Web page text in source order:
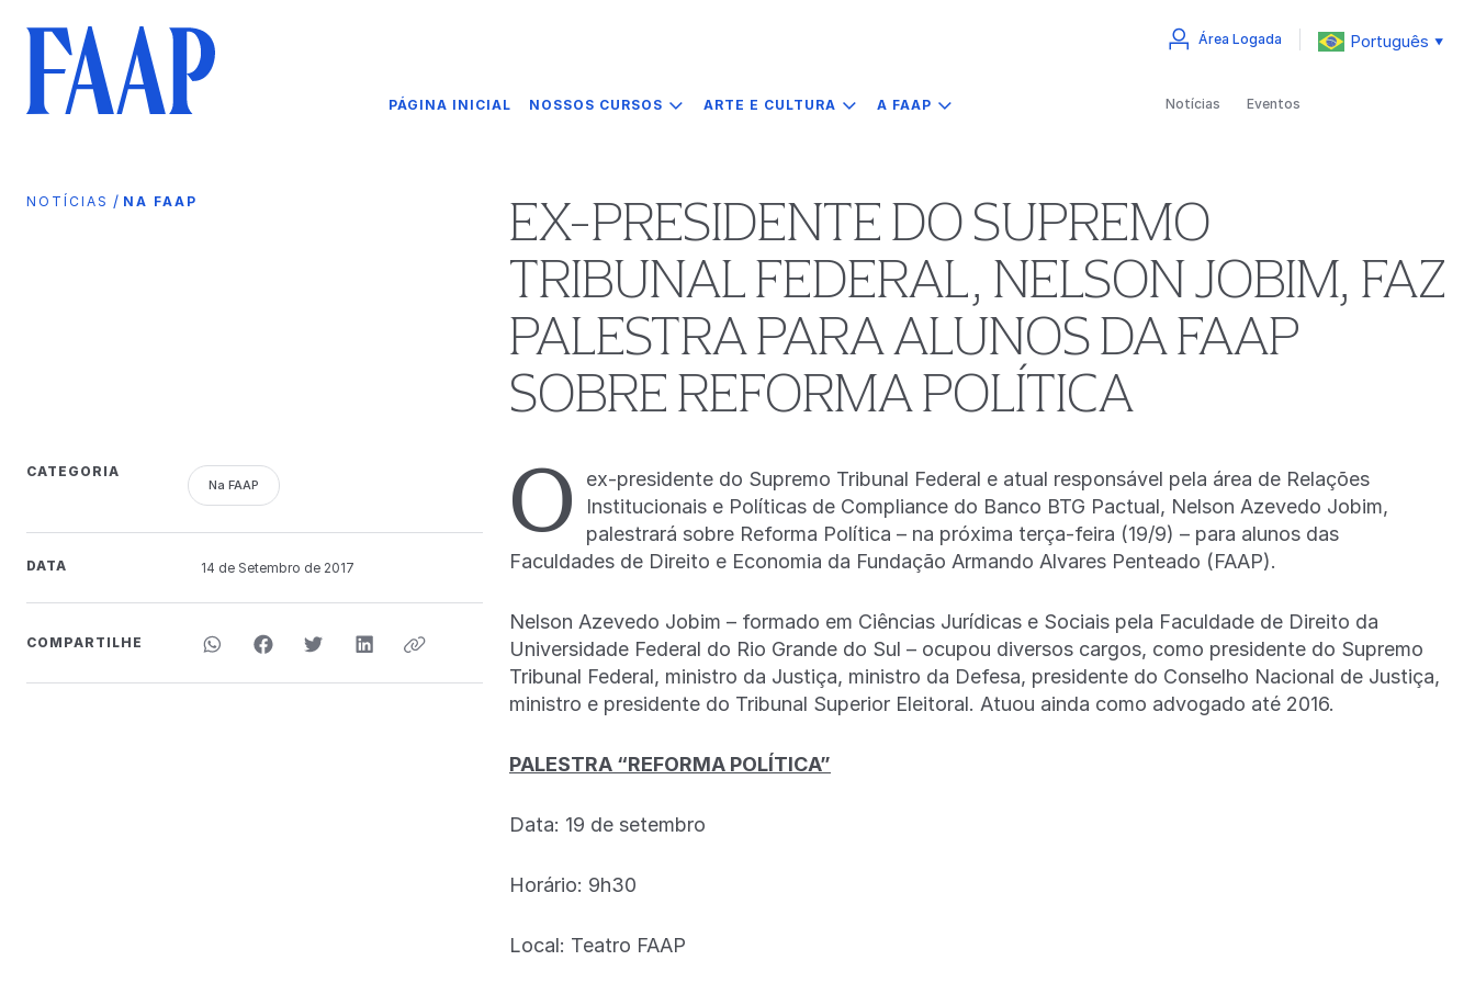
PÁGINA INICIAL NOSSOS CURSOS ARTE E CULTURA A FAAP
Área Logada Português ▼
Notícias Eventos
NOTÍCIAS / NA FAAP
EX-PRESIDENTE DO SUPREMO
TRIBUNAL FEDERAL, NELSON JOBIM, FAZ
PALESTRA PARA ALUNOS DA FAAP
SOBRE REFORMA POLÍTICA
CATEGORIA
Na FAAP
DATA 14 de Setembro de 2017
COMPARTILHE
O
ex-presidente do Supremo Tribunal Federal e atual responsável pela área de Relações
Institucionais e Políticas de Compliance do Banco BTG Pactual, Nelson Azevedo Jobim,
palestrará sobre Reforma Política – na próxima terça-feira (19/9) – para alunos das
Faculdades de Direito e Economia da Fundação Armando Alvares Penteado (FAAP).
Nelson Azevedo Jobim – formado em Ciências Jurídicas e Sociais pela Faculdade de Direito da
Universidade Federal do Rio Grande do Sul – ocupou diversos cargos, como presidente do Supremo
Tribunal Federal, ministro da Justiça, ministro da Defesa, presidente do Conselho Nacional de Justiça,
ministro e presidente do Tribunal Superior Eleitoral. Atuou ainda como advogado até 2016.
PALESTRA “REFORMA POLÍTICA”
Data: 19 de setembro
Horário: 9h30
Local: Teatro FAAP